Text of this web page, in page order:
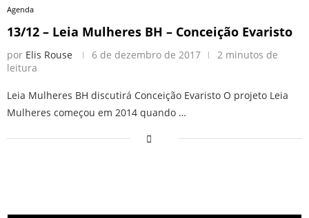
Agenda
13/12 – Leia Mulheres BH – Conceição Evaristo
por Elis Rouse 6 de dezembro de 2017
2 minutos de
leitura
Leia Mulheres BH discutirá Conceição Evaristo O projeto Leia
Mulheres começou em 2014 quando …